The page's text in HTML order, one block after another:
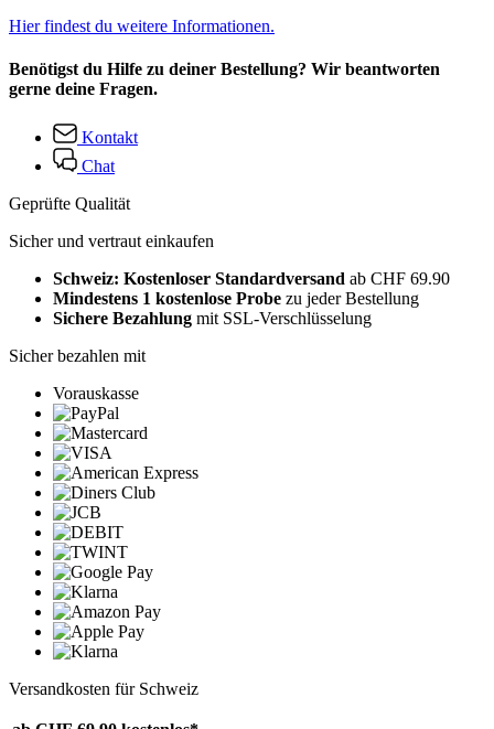
Hier findest du weitere Informationen.
Benötigst du Hilfe zu deiner Bestellung? Wir beantworten
gerne deine Fragen.
Kontakt
Chat
Geprüfte Qualität
Sicher und vertraut einkaufen
Schweiz: Kostenloser Standardversand ab CHF 69.90
Mindestens 1 kostenlose Probe zu jeder Bestellung
Sichere Bezahlung mit SSL-Verschlüsselung
Sicher bezahlen mit
Vorauskasse
Versandkosten für Schweiz